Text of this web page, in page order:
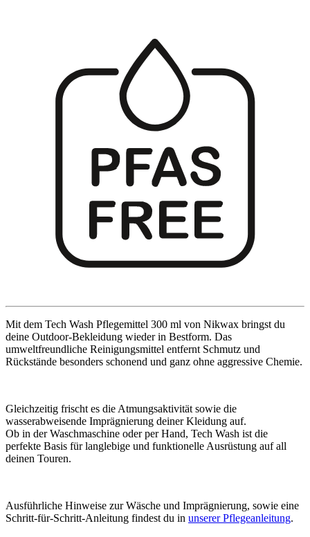
Mit dem Tech Wash Pflegemittel 300 ml von Nikwax bringst du
deine Outdoor-Bekleidung wieder in Bestform. Das
umweltfreundliche Reinigungsmittel entfernt Schmutz und
Rückstände besonders schonend und ganz ohne aggressive Chemie.
Gleichzeitig frischt es die Atmungsaktivität sowie die
wasserabweisende Imprägnierung deiner Kleidung auf.
Ob in der Waschmaschine oder per Hand, Tech Wash ist die
perfekte Basis für langlebige und funktionelle Ausrüstung auf all
deinen Touren.
Ausführliche Hinweise zur Wäsche und Imprägnierung, sowie eine
Schritt-für-Schritt-Anleitung findest du in unserer Pflegeanleitung.